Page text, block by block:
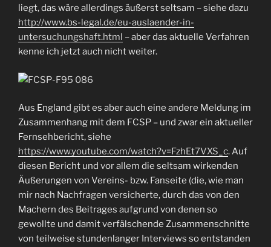
liegt, das wäre allerdings äußerst seltsam – siehe dazu
http://www.bs-legal.de/eu-auslaender-in-
untersuchungshaft.html – aber das aktuelle Verfahren
kenne ich jetzt auch nicht weiter.
Aus England gibt es aber auch eine andere Meldung im
Zusammenhang mit dem FCSP – und zwar ein aktueller
Fernsehbericht, siehe
https://www.youtube.com/watch?v=FzhEt7VXS_c. Auf
diesen Bericht und vor allem die seltsam wirkenden
Äußerungen von Vereins- bzw. Fanseite (die, wie man
mir nach Nachfragen versicherte, durch das von den
Machern des Beitrages aufgrund von denen so
gewollte und damit verfälschende Zusammenschnitte
von teilweise stundenlanger Interviews so entstanden